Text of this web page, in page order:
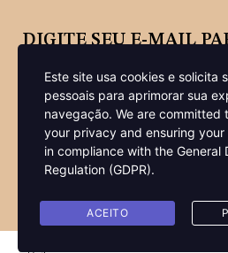
DIGITE SEU E-MAIL
Enviar
Copyright © 2022 Lessa Mecho Advocacia -Todos os
Este site usa cookies e solicita
pessoais para aprimorar sua
navegação. We are committed
your privacy and ensuring
in compliance with the General
Regulation (GDPR).
ACEITO